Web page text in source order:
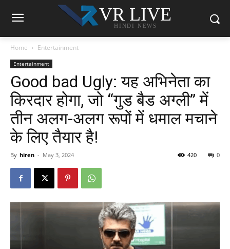
VR LIVE
HINDI NEWS
Home Entertainment
Entertainment
Good bad Ugly: यह अभिनेता का
किरदार होगा, जो “गुड बैड अग्ली” में
तीन अलग-अलग रूपों में धमाल मचाने
के लिए तैयार है!
By hiren - May 3, 2024 0
420